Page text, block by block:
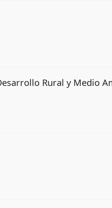
Rural y Medio